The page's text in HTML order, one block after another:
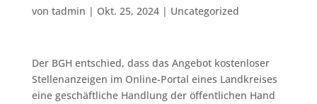
von tadmin | Okt. 25, 2024| Uncategorized
Der BGH entschied, dass das Angebot kostenloser
Stellenanzeigen im Online-Portal eines Landkreises
eine geschäftliche Handlung der öffentlichen Hand